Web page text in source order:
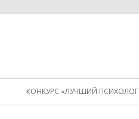
КОНКУРС «ЛУЧШИЙ